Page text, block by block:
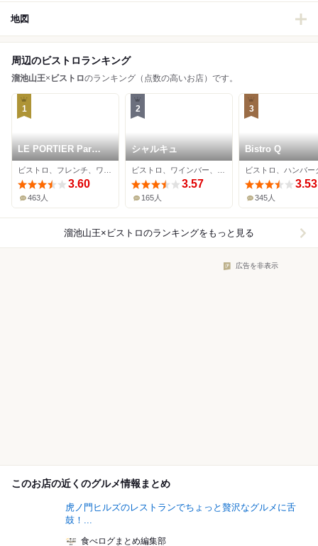
地図
周辺のビストロランキング
溜池山王× ビストロのランキング（点数の高いお店）です。
1
LE PORTIER Par
Aux Delices de
dodine Toranomon
3.60
463人
2
シャルキュ
3.57
165人
3
Bistro Q
3.53
345人
溜池山王×ビストロのランキングをもっと見る
広告を非表示
このお店の近くのグルメ情報まとめ
虎ノ門ヒルズのレストランでちょっと贅沢なグルメに舌
鼓！...
食べログまとめ編集部